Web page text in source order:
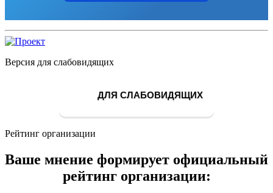
Версия для слабовидящих
ДЛЯ СЛАБОВИДЯЩИХ
Рейтинг организации
Ваше мнение формирует официальный
рейтинг организации: